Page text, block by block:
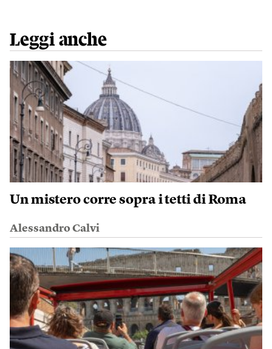
Leggi anche
Un mistero corre sopra i tetti di Roma
Alessandro Calvi